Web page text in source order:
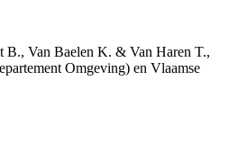
Van Baelen K. & Van Haren T.,
Omgeving) en Vlaamse